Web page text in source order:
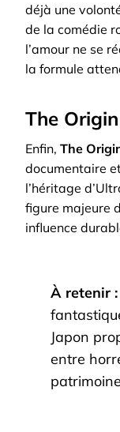
déjà une
de la comédie
l’amour ne se
la formule
The
Enfin, The
documentaire
l’héritage
figure majeure
influence
À retenir :
Japon
entre